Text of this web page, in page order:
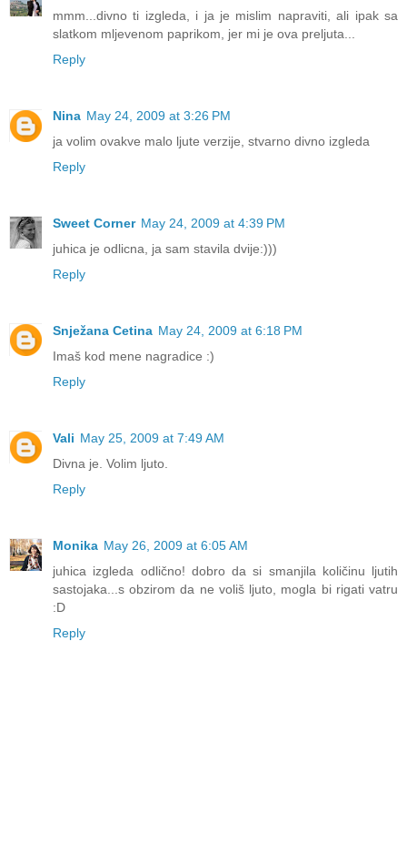
mmm...divno ti izgleda, i ja je mislim napraviti, ali ipak sa
slatkom mljevenom paprikom, jer mi je ova preljuta...
Reply
Nina May 24, 2009 at 3:26 PM
ja volim ovakve malo ljute verzije, stvarno divno izgleda
Reply
Sweet Corner May 24, 2009 at 4:39 PM
juhica je odlicna, ja sam stavila dvije:)))
Reply
Snježana Cetina May 24, 2009 at 6:18 PM
Imaš kod mene nagradice :)
Reply
Vali May 25, 2009 at 7:49 AM
Divna je. Volim ljuto.
Reply
Monika May 26, 2009 at 6:05 AM
juhica izgleda odlično! dobro da si smanjila količinu ljutih
sastojaka...s obzirom da ne voliš ljuto, mogla bi rigati vatru
:D
Reply